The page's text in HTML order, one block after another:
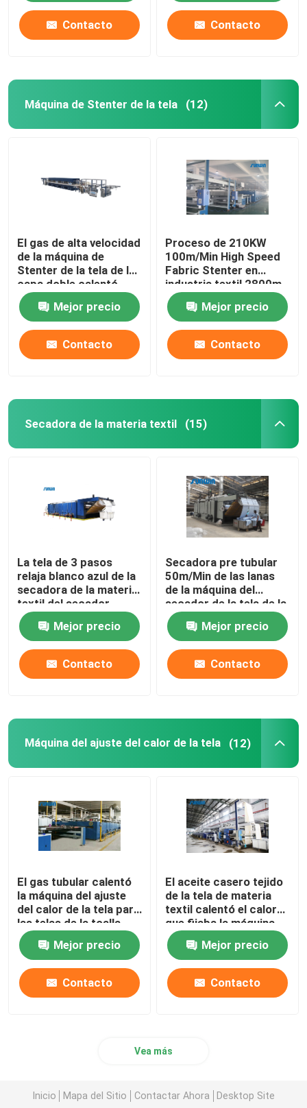
Contacto Contacto
Máquina de Stenter de la tela (12)
El gas de alta velocidad
de la máquina de
Stenter de la tela de la
capa doble calentó
para la tela del punto
Mejor precio
Contacto
Proceso de 210KW
100m/Min High Speed
Fabric Stenter en
industria textil 2800m
m
Mejor precio
Contacto
Secadora de la materia textil (15)
La tela de 3 pasos
relaja blanco azul de la
secadora de la materia
textil del secador
Mejor precio
Contacto
Secadora pre tubular
50m/Min de las lanas
de la máquina del
secador de la tela de la
calefacción de gas
Mejor precio
Contacto
Máquina del ajuste del calor de la tela (12)
El gas tubular calentó
la máquina del ajuste
del calor de la tela para
las telas de la toalla
2200m m
Mejor precio
Contacto
El aceite casero tejido
de la tela de materia
textil calentó el calor
que fijaba la máquina
de acabado de Stenter
Mejor precio
Contacto
Vea más
Inicio Mapa del Sitio Contactar Ahora Desktop Site